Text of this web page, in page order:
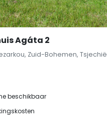
Agáta 2
Zuid-Bohemen, Tsjechië
beschikbaar